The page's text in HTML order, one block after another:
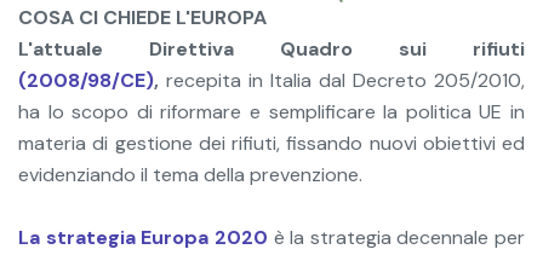
COSA CI CHIEDE L'EUROPA
L'attuale Direttiva Quadro sui rifiuti
(2008/98/CE), recepita in Italia dal Decreto 205/2010,
ha lo scopo di riformare e semplificare la politica UE in
materia di gestione dei rifiuti, fissando nuovi obiettivi ed
evidenziando il tema della prevenzione.
La strategia Europa 2020 è la strategia decennale per